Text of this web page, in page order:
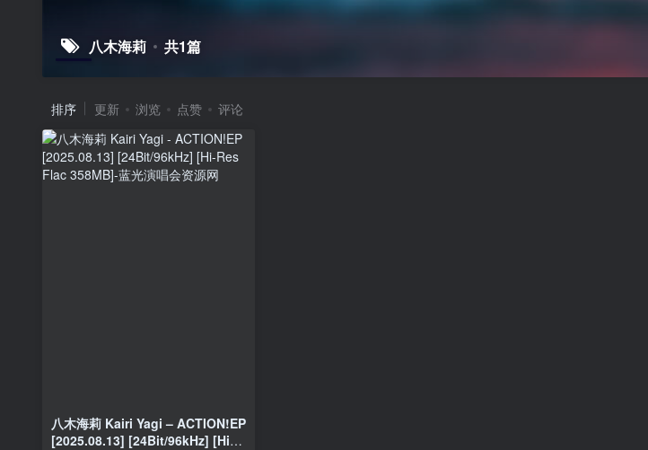
八木海莉 共1篇
排序 更新 浏览 点赞 评论
八木海莉 Kairi Yagi – ACTION!EP
[2025.08.13] [24Bit/96kHz] [Hi-